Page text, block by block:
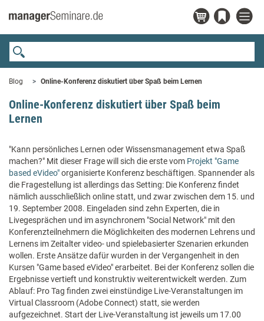
Blog Online-Konferenz diskutiert über Spaß beim Lernen
Online-Konferenz diskutiert über Spaß beim
Lernen
"Kann persönliches Lernen oder Wissensmanagement etwa Spaß
machen?" Mit dieser Frage will sich die erste vom Projekt "Game
based eVideo"organisierte Konferenz beschäftigen. Spannender als
die Fragestellung ist allerdings das Setting: Die Konferenz findet
nämlich ausschließlich online statt, und zwar zwischen dem 15. und
19. September 2008. Eingeladen sind zehn Experten, die in
Livegesprächen und im asynchronem "Social Network" mit den
Konferenzteilnehmern die Möglichkeiten des modernen Lehrens und
Lernens im Zeitalter video- und spielebasierter Szenarien erkunden
wollen. Erste Ansätze dafür wurden in der Vergangenheit in den
Kursen "Game based eVideo" erarbeitet. Bei der Konferenz sollen die
Ergebnisse vertieft und konstruktiv weiterentwickelt werden. Zum
Ablauf: Pro Tag finden zwei einstündige Live-Veranstaltungen im
Virtual Classroom (Adobe Connect) statt, sie werden
aufgezeichnet. Start der Live-Veranstaltung ist jeweils um 17.00